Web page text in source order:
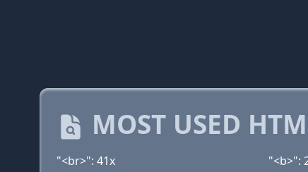
MOST USED
"<br>": 41x "<b>":